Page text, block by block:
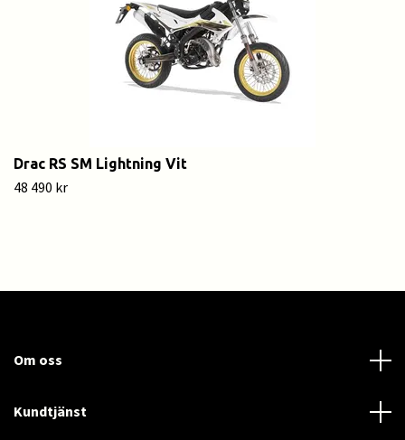
Drac RS SM Lightning Vit
48 490 kr
Om oss
Kundtjänst